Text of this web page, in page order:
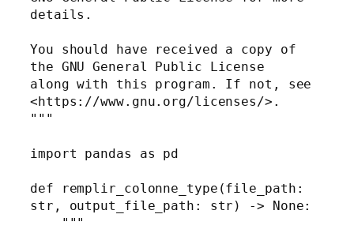
details.
You should have received a copy of
the GNU General Public License
along with this program. If not, see
<https://www.gnu.org/licenses/>.
"""
import pandas as pd
def remplir_colonne_type(file_path:
str, output_file_path: str) -> None: